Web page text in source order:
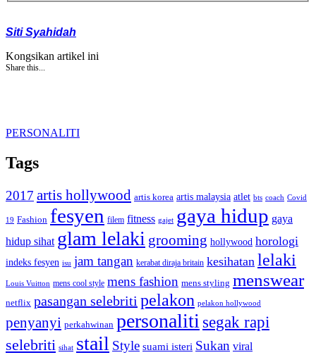
Siti Syahidah
Kongsikan artikel ini
Share this...
PERSONALITI
Tags
2017 artis hollywood artis korea artis malaysia atlet bts coach Covid
19 Fashion fesyen filem fitness gajet gaya hidup gaya
hidup sihat glam lelaki grooming hollywood horologi
indeks fesyen isu jam tangan kerabat diraja britain kesihatan lelaki
Louis Vuitton mens cool style mens fashion mens styling menswear
netflix pasangan selebriti pelakon pelakon hollywood
penyanyi perkahwinan personaliti segak rapi
selebriti sihat stail Style suami isteri Sukan viral